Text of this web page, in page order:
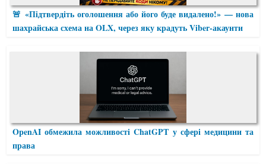
🚨 «Підтвердіть оголошення або його буде видалено!» — нова
шахрайська схема на OLX, через яку крадуть Viber-акаунти
OpenAI обмежила можливості ChatGPT у сфері медицини та
права